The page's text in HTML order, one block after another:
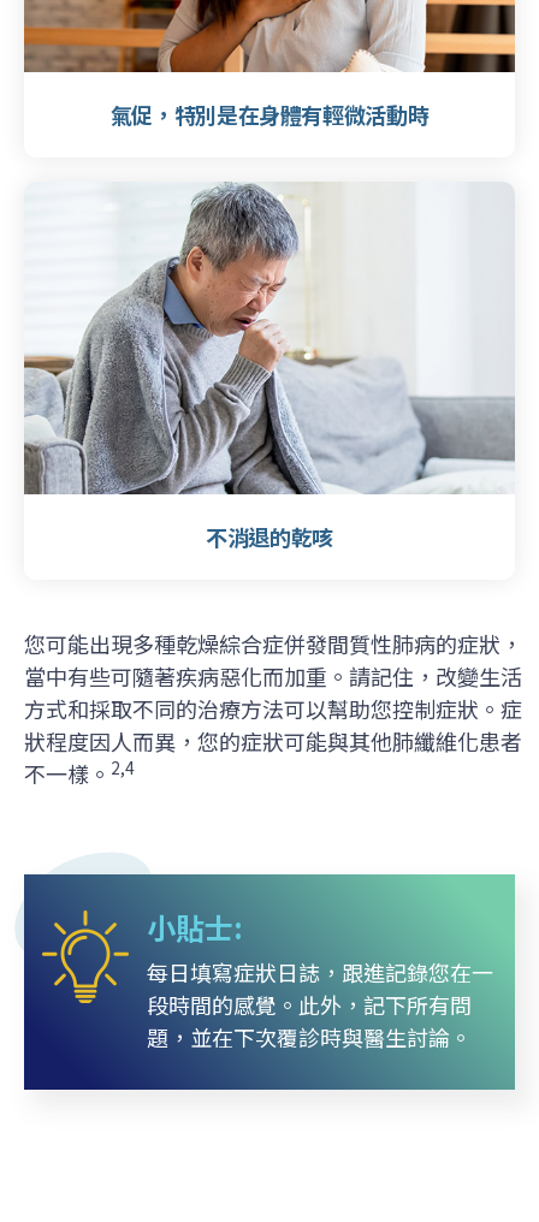
氣促，特別是在身體有輕微活動時
不消退的乾咳
您可能出現多種乾燥綜合症併發間質性肺病的症狀，
當中有些可隨著疾病惡化而加重。請記住，改變生活
方式和採取不同的治療方法可以幫助您控制症狀。症
狀程度因人而異，您的症狀可能與其他肺纖維化患者
不一樣。 2,4
小貼士:
每日填寫症狀日誌，跟進記錄您在一
段時間的感覺。此外，記下所有問
題，並在下次覆診時與醫生討論。